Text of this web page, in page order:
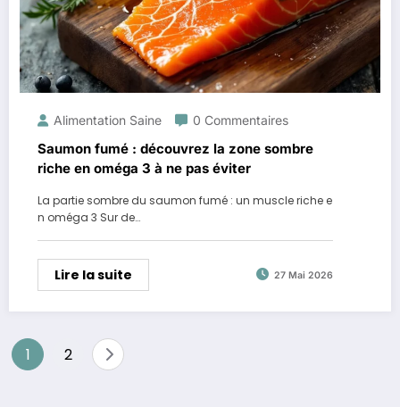
Alimentation Saine 0 Commentaires
Saumon fumé : découvrez la zone sombre
riche en oméga 3 à ne pas éviter
La partie sombre du saumon fumé : un muscle riche e
n oméga 3 Sur de…
Lire la suite 27 Mai 2026
Pagination
1 2